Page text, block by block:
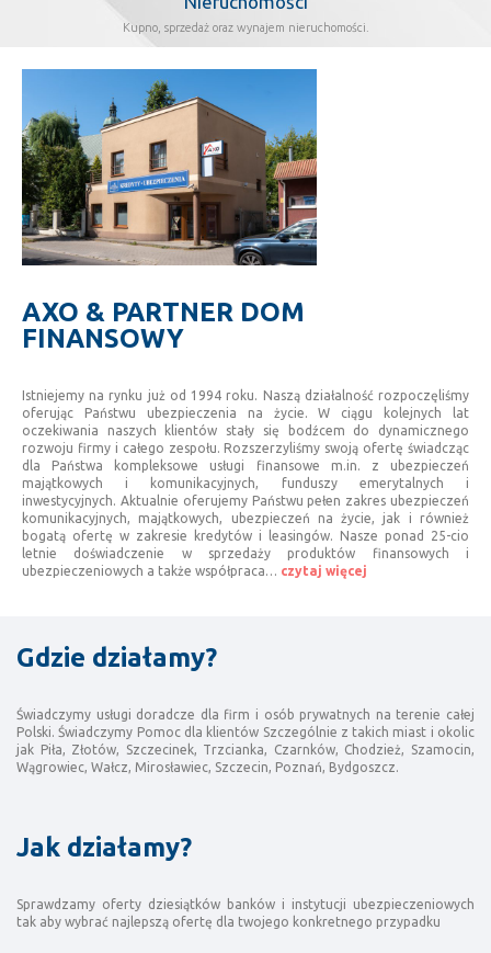
Kupno, sprzedaż oraz wynajem nieruchomości.
AXO & PARTNER DOM
FINANSOWY
Istniejemy na rynku już od 1994 roku. Naszą działalność rozpoczęliśmy
oferując Państwu ubezpieczenia na życie. W ciągu kolejnych lat
oczekiwania naszych klientów stały się bodźcem do dynamicznego
rozwoju firmy i całego zespołu. Rozszerzyliśmy swoją ofertę świadcząc
dla Państwa kompleksowe usługi finansowe m.in. z ubezpieczeń
majątkowych i komunikacyjnych, funduszy emerytalnych i
inwestycyjnych. Aktualnie oferujemy Państwu pełen zakres ubezpieczeń
komunikacyjnych, majątkowych, ubezpieczeń na życie, jak i również
bogatą ofertę w zakresie kredytów i leasingów. Nasze ponad 25-cio
letnie doświadczenie w sprzedaży produktów finansowych i
ubezpieczeniowych a także współpraca… czytaj więcej
Gdzie działamy?
Świadczymy usługi doradcze dla firm i osób prywatnych na terenie całej
Polski. Świadczymy Pomoc dla klientów Szczególnie z takich miast i okolic
jak Piła, Złotów, Szczecinek, Trzcianka, Czarnków, Chodzież, Szamocin,
Wągrowiec, Wałcz, Mirosławiec, Szczecin, Poznań, Bydgoszcz.
Jak działamy?
Sprawdzamy oferty dziesiątków banków i instytucji ubezpieczeniowych
tak aby wybrać najlepszą ofertę dla twojego konkretnego przypadku